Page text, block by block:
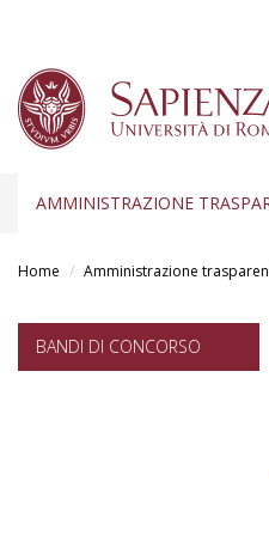
AMMINISTRAZIONE
Home Amministrazione
BANDI DI CONCORSO